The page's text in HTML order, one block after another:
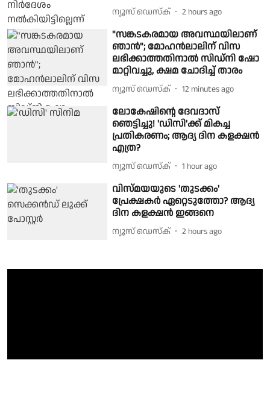
ന്യൂസ് ഡെസ്ക് 2 hours ago
"സങ്കടകരമായ അവസ്ഥയിലാണ്
ഞാൻ"; മോഹൻലാലിന് വിസ
ലഭിക്കാത്തതിനാൽ സിഡ്‌നി ഷോ
മാറ്റിവച്ചു, ക്ഷമ ചോദിച്ച് താരം
ന്യൂസ് ഡെസ്ക് 12 minutes ago
ലോകേഷിന്റെ ദേവദാസ്
ഞെട്ടിച്ചു! 'ഡിസി'ക്ക് മികച്ച
പ്രതികരണം; ആദ്യ ദിന കളക്ഷൻ
എത്ര?
ന്യൂസ് ഡെസ്ക് 1 hour ago
വിസ്മയയുടെ 'തുടക്കം'
പ്രേക്ഷകർ ഏറ്റെടുത്തോ? ആദ്യ
ദിന കളക്ഷൻ ഇങ്ങനെ
ന്യൂസ് ഡെസ്ക് 2 hours ago